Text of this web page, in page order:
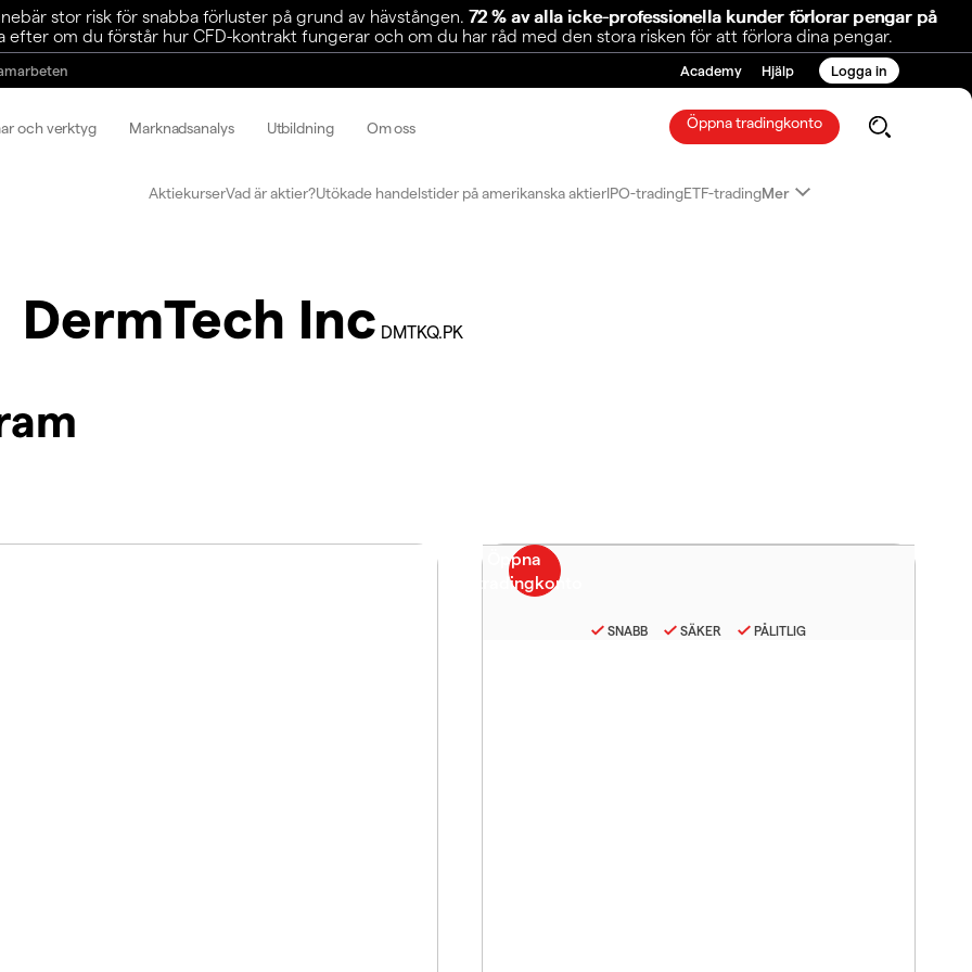
stor risk för snabba förluster på grund av hävstången. 72 % av alla icke-professionella kunder förlorar pengar på
efter om du förstår hur CFD-kontrakt fungerar och om du har råd med den stora risken för att förlora dina pengar.
Academy Hjälp Logga in
och verktyg Marknadsanalys Utbildning Om oss Öppna tradingkonto
AktiekurserVad är aktier?Utökade handelstider på amerikanska aktierIPO-tradingETF-tradingMer
DermTech Inc DMTKQ.PK
SNABB SÄKER PÅLITLIG